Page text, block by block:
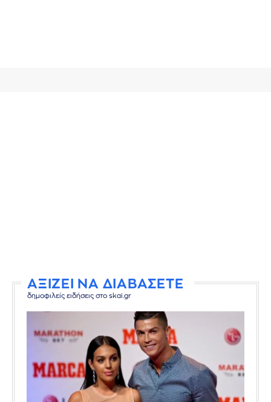
ΑΞΙΖΕΙ ΝΑ ΔΙΑΒΑΣΕΤΕ
δημοφιλείς ειδήσεις στο skai.gr